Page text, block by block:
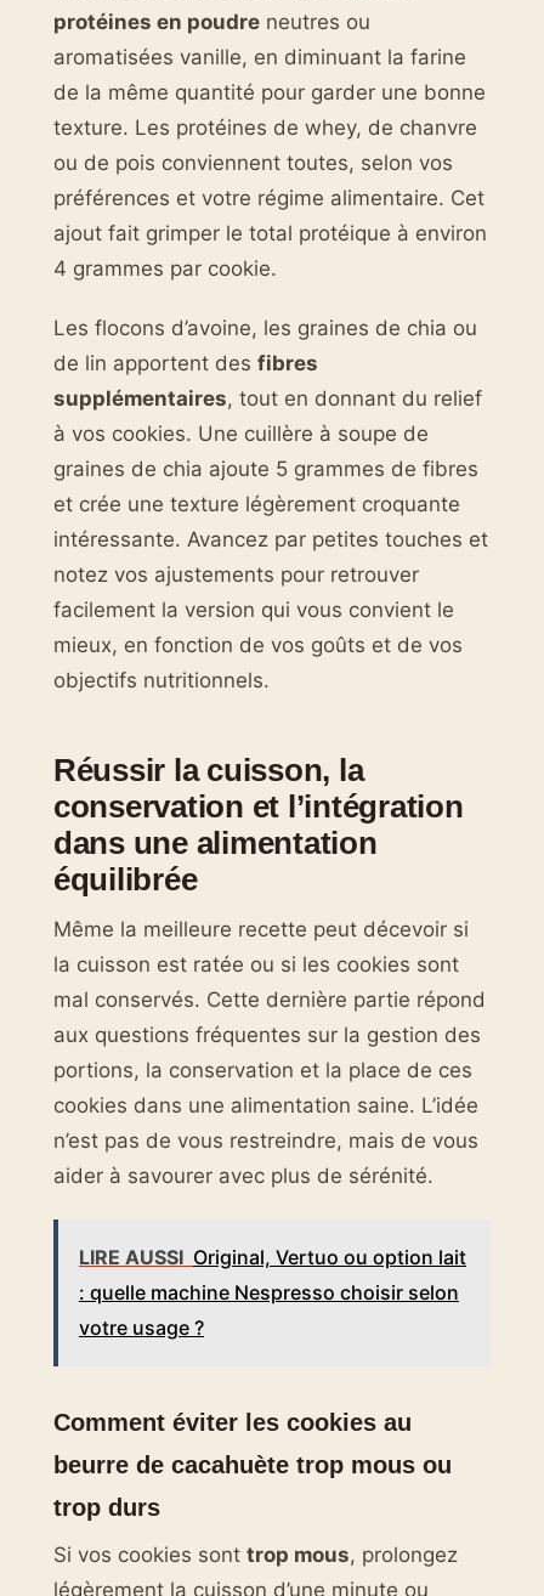
protéines en poudre neutres ou
aromatisées vanille, en diminuant la farine
de la même quantité pour garder une bonne
texture. Les protéines de whey, de chanvre
ou de pois conviennent toutes, selon vos
préférences et votre régime alimentaire. Cet
ajout fait grimper le total protéique à environ
4 grammes par cookie.
Les flocons d’avoine, les graines de chia ou
de lin apportent des fibres
supplémentaires, tout en donnant du relief
à vos cookies. Une cuillère à soupe de
graines de chia ajoute 5 grammes de fibres
et crée une texture légèrement croquante
intéressante. Avancez par petites touches et
notez vos ajustements pour retrouver
facilement la version qui vous convient le
mieux, en fonction de vos goûts et de vos
objectifs nutritionnels.
Réussir la cuisson, la
conservation et l’intégration
dans une alimentation
équilibrée
Même la meilleure recette peut décevoir si
la cuisson est ratée ou si les cookies sont
mal conservés. Cette dernière partie répond
aux questions fréquentes sur la gestion des
portions, la conservation et la place de ces
cookies dans une alimentation saine. L’idée
n’est pas de vous restreindre, mais de vous
aider à savourer avec plus de sérénité.
LIRE AUSSI Original, Vertuo ou option lait
: quelle machine Nespresso choisir selon
votre usage ?
Comment éviter les cookies au
beurre de cacahuète trop mous ou
trop durs
Si vos cookies sont trop mous, prolongez
légèrement la cuisson d’une minute ou